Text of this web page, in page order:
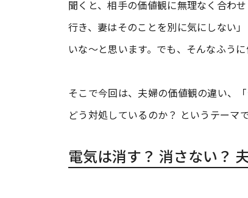
聞くと、相手の価値観に無理なく合わ
行き、妻はそのことを別に気にしない
いな～と思います。でも、そんなふう
そこで今回は、夫婦の価値観の違い、
どう対処しているのか？ というテーマ
電気は消す？ 消さない？